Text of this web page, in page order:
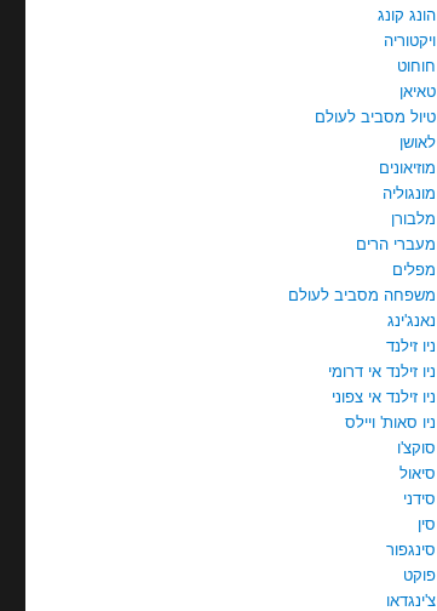
הונג קונג
ויקטוריה
חוחוט
טאיאן
טיול מסביב לעולם
לאושן
מוזיאונים
מונגוליה
מלבורן
מעברי הרים
מפלים
משפחה מסביב לעולם
נאנג'ינג
ניו זילנד
ניו זילנד אי דרומי
ניו זילנד אי צפוני
ניו סאות' ויילס
סוקצ'ו
סיאול
סידני
סין
סינגפור
פוקט
צ'ינגדאו